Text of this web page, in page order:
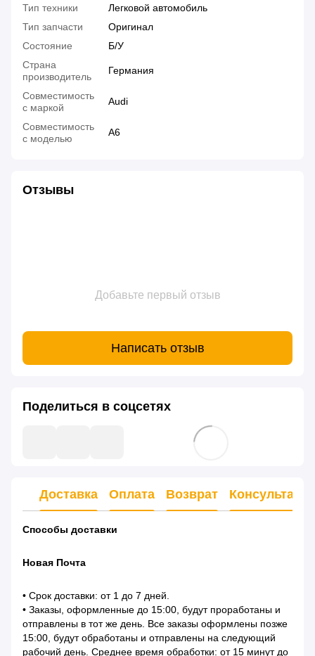
Тип техники
Легковой автомобиль
Тип запчасти
Оригинал
Состояние
Б/У
Страна
производитель
Германия
Совместимость
с маркой
Audi
Совместимость
с моделью
A6
Отзывы
Добавьте первый отзыв
Написать отзыв
Поделиться в соцсетях
Доставка Оплата Возврат
Способы доставки
Новая Почта
• Срок доставки: от 1 до 7 дней.
• Заказы, оформленные до 15:00, будут проработаны и
отправлены в тот же день. Все заказы оформлены позже
15:00, будут обработаны и отправлены на следующий
рабочий день. Среднее время обработки: от 15 минут до